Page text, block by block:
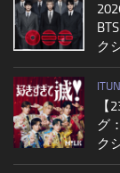
ク
グ
ク